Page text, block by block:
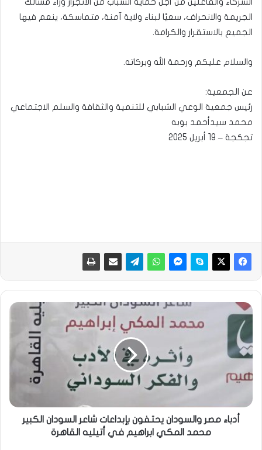
الجريمة والانحراف، سعيًا لبناء ولاية آمنة، متماسكة، ينعم فيها
الجميع بالاستقرار والكرامة.
والسلام عليكم ورحمة الله وبركاته.
عن الجمعية:
رئيس جمعية الوعي الشبابي للتنمية والثقافة والسلم الاجتماعي
محمد سيدأحمد بوبه
تجكجة – 19 أبريل 2025
أدباء مصر والسودان يحتفون بإبداعات شاعر السودان الكبير
محمد المكي ابراهيم في أتيليه القاهرة